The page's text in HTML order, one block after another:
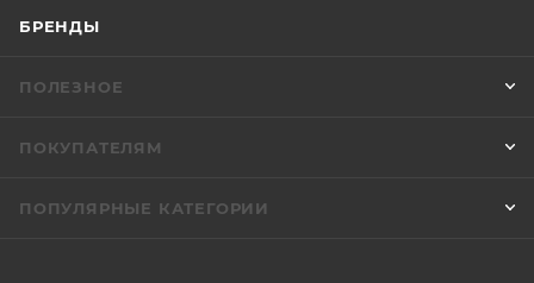
БРЕНДЫ
ПОЛЕЗНОЕ
ПОКУПАТЕЛЯМ
ПОПУЛЯРНЫЕ КАТЕГОРИИ